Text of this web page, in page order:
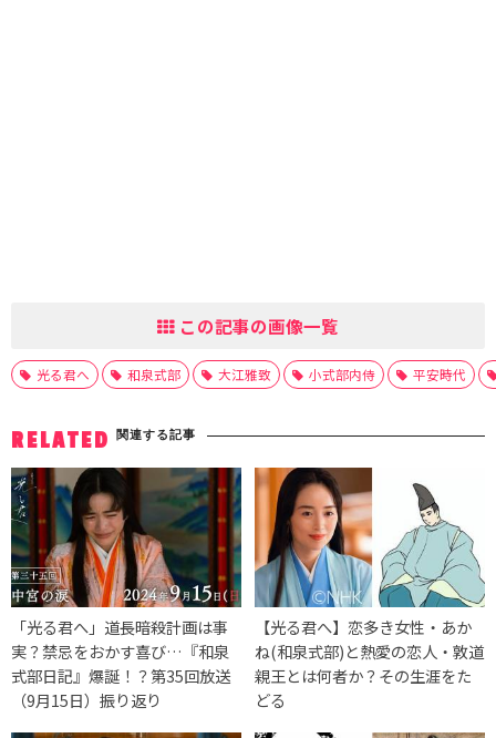
この記事の画像一覧
光る君へ 和泉式部 大江雅致 小式部内侍 平安時代
RELATED 関連する記事
「光る君へ」道長暗殺計画は事
実？禁忌をおかす喜び…『和泉
式部日記』爆誕！？第35回放送
（9月15日）振り返り
【光る君へ】恋多き女性・あか
ね(和泉式部)と熱愛の恋人・敦道
親王とは何者か？その生涯をた
どる